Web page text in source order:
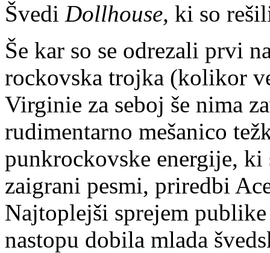
Švedi Dollhouse, ki so
Še kar so se odrezali prvi
rockovska trojka (kolikor
Virginie za seboj še nima
rudimentarno mešanico
punkrockovske energije,
zaigrani pesmi, priredbi
Najtoplejši sprejem
nastopu dobila mlada